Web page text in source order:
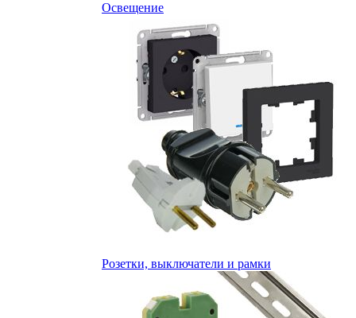
Освещение
Розетки, выключатели и рамки